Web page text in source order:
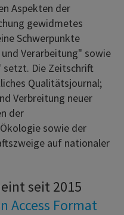
Aspekten der
gewidmetes
Schwerpunkte
Verarbeitung" sowie
setzt. Die Zeitschrift
Qualitätsjournal;
Verbreitung neuer
der
sowie der
auf nationaler
seit 2015
Access Format